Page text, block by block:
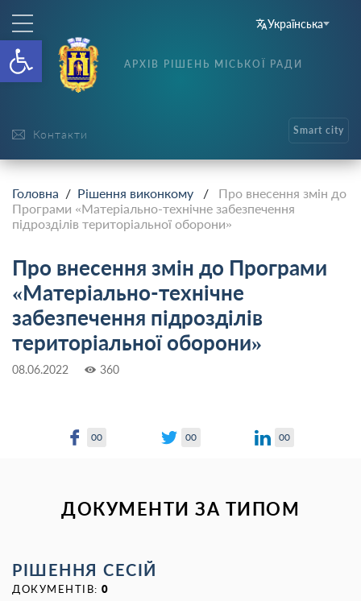
Відкрити Панель
Українська
Контакти
АРХІВ РІШЕНЬ МІСЬКОЇ РАДИ
Smart city
Головна / Рішення виконкому / Про внесення змін до
Програми «Матеріально-технічне забезпечення
підрозділів територіальної оборони»
Про внесення змін до Програми
«Матеріально-технічне
забезпечення підрозділів
територіальної оборони»
08.06.2022 360
00 00 00
ДОКУМЕНТИ ЗА ТИПОМ
РІШЕННЯ СЕСІЙ
ДОКУМЕНТІВ: 0